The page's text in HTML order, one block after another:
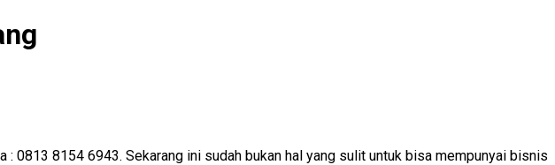
0813 8154 6943. Sekarang ini sudah bukan hal yang sulit untuk bisa mempunyai bisnis